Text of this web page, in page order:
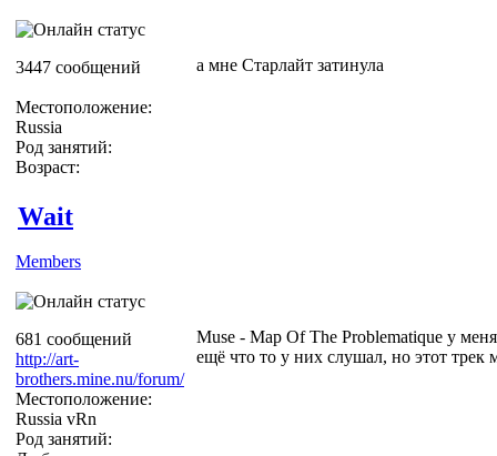
3447 сообщений
Местоположение:
Russia
Род занятий:
Возраст:
а мне Старлайт затинула
Wait
Members
681 сообщений
http://art-
brothers.mine.nu/forum/
Местоположение:
Russia vRn
Род занятий:
Muse - Map Of The Problematique у
ещё что то у них слушал, но этот трек